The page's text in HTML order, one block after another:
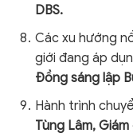
DBS.
Các xu hướng
giới đang áp
Đồng sáng lập
Hành trình
Tùng Lâm,